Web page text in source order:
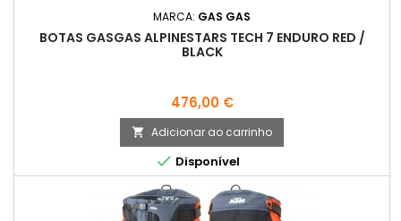
MARCA: GAS GAS
BOTAS GASGAS ALPINESTARS TECH 7 ENDURO RED /
BLACK
Preço
476,00 €
 Adicionar ao carrinho
 Disponível